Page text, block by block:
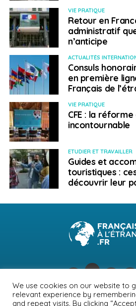
VIE PRATIQUE
Retour en
administratif
n’anticipe
ACTUALITÉS
Consuls
en première
Français de
VIE PRATIQUE
CFE : la
incontournable
ETUDIER ET TRAVAILLER
Guides et
touristiques :
découvrir leur
NEWSLETTER PUBLICITÉ
We use cookies on our website to
relevant experience by
and repeat visits. By clicking